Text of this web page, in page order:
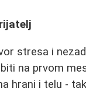
stresa i
na prvom
hrani i telu -